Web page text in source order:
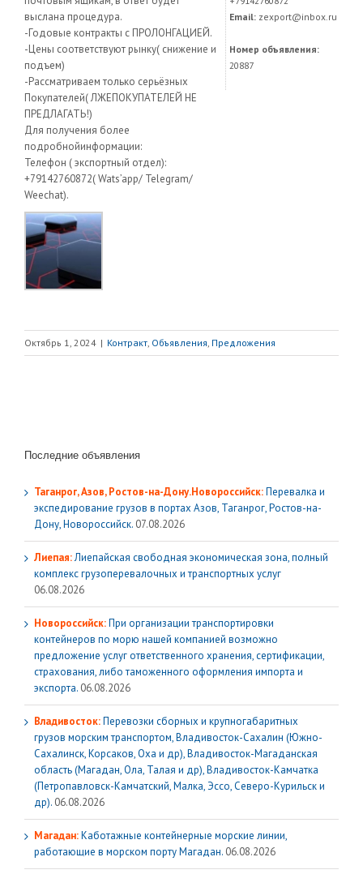
выслана процедура.
-Годовые контракты с ПРОЛОНГАЦИЕЙ.
-Цены соответствуют рынку( снижение и
подъем)
-Рассматриваем только серьёзных
Покупателей( ЛЖЕПОКУПАТЕЛЕЙ НЕ
ПРЕДЛАГАТЬ!)
Для получения более
подробнойинформации:
Телефон ( экспортный отдел):
+79142760872( Wats’app/ Telegram/
Weechat).
Email:zexport@inbox.ru
Номер объявления:
20887
Октябрь 1, 2024 | Контракт, Объявления, Предложения
Последние объявления
Таганрог, Азов, Ростов-на-Дону.Новороссийск:Перевалка и
экспедирование грузов в портах Азов, Таганрог, Ростов-на-
Дону, Новороссийск. 07.08.2026
Лиепая:Лиепайская свободная экономическая зона, полный
комплекс грузoперевалочных и транспортных услуг
06.08.2026
Новороссийск:При организации транспортировки
контейнеров по морю нашей компанией возможно
предложение услуг ответственного хранения, сертификации,
страхования, либо таможенного оформления импорта и
экспорта. 06.08.2026
Владивосток:Перевозки сборных и крупногабаритных
грузов морским транспортом, Владивосток-Сахалин (Южно-
Сахалинск, Корсаков, Оха и др), Владивосток-Магаданская
область (Магадан, Ола, Талая и др), Владивосток-Камчатка
(Петропавловск-Камчатский, Малка, Эссо, Северо-Курильск и
др). 06.08.2026
Магадан:Каботажные контейнерные морские линии,
работающие в морском порту Магадан. 06.08.2026